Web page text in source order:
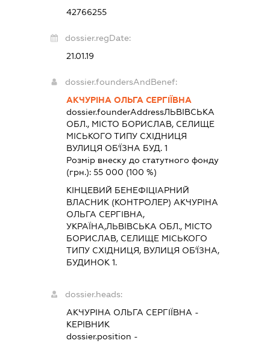
42766255
dossier.regDate:
21.01.19
dossier.foundersAndBenef:
АКЧУРІНА ОЛЬГА СЕРГІЇВНА
dossier.founderAddressЛЬВІВСЬКА
ОБЛ., МІСТО БОРИСЛАВ, СЕЛИЩЕ
МІСЬКОГО ТИПУ СХІДНИЦЯ
ВУЛИЦЯ ОБ'ЇЗНА БУД. 1
Розмір внеску до статутного фонду
(грн.):55 000 (100 %)
КІНЦЕВИЙ БЕНЕФІЦІАРНИЙ
ВЛАСНИК (КОНТРОЛЕР) АКЧУРІНА
ОЛЬГА СЕРГІВНА,
УКРАЇНА,ЛЬВІВСЬКА ОБЛ., МІСТО
БОРИСЛАВ, СЕЛИЩЕ МІСЬКОГО
ТИПУ СХІДНИЦЯ, ВУЛИЦЯ ОБ'ЇЗНА,
БУДИНОК 1.
dossier.heads:
АКЧУРІНА ОЛЬГА СЕРГІЇВНА -
КЕРІВНИК
dossier.position -